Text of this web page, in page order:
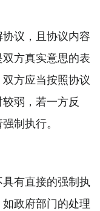
议，且协议内容
方真实意思的表
双方应当按照协议
弱，若一方反
制执行。
有直接的强制执
政府部门的处理